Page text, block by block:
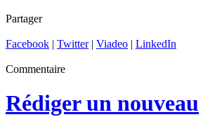
Partager
Facebook | Twitter| Viadeo | LinkedIn
Commentaire
Rédiger un nouveau